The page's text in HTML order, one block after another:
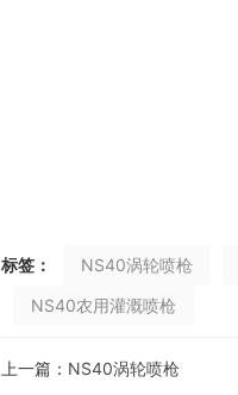
标签： NS40涡轮喷枪
NS40农用灌溉喷枪
上一篇： NS40涡轮喷枪